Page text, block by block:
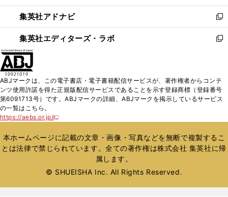
開
く
ウ
で
開
く
ン
ド
ウ
で
ウ
ィ
ン
ド
く
集英社アドナビ
新
し
い
ド
ウ
で
集英社エディターズ・ラボ
新
ィ
ン
ド
開
く
ABJマークは、この電子書店・電子書籍配信サービスが、著作権者からコンテ
ンツ使用許諾を得た正規版配信サービスであることを示す登録商標（登録番号
第6091713号）です。ABJマークの詳細、ABJマークを掲示しているサービス
の一覧はこちら。
https://aebs.or.jp/
新
い
ウ
ィ
ウ
本ホームページに記載の文章・画像・写真などを無断で複製するこ
とは法律で禁じられています。全ての著作権は株式会社 集英社に帰
属します。
© SHUEISHA Inc. All Rights Reserved.